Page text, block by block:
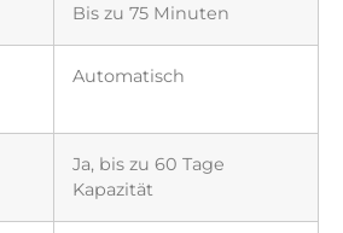
Bis zu 75 Minuten
Automatisch
Ja, bis zu 60 Tage
Kapazität